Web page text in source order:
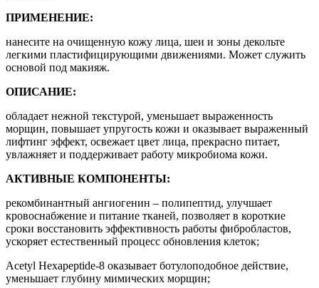
ПРИМЕНЕНИЕ:
нанесите на очищенную кожу лица, шеи и зоны декольте
легкими пластифицирующими движениями. Может служить
основой под макияж.
ОПИСАНИЕ:
обладает нежной текстурой, уменьшает выраженность
морщин, повышает упругость кожи и оказывает выраженный
лифтинг эффект, освежает цвет лица, прекрасно питает,
увлажняет и поддерживает работу микробиома кожи.
АКТИВНЫЕ КОМПОНЕНТЫ:
рекомбинантный ангиогенин – полипептид, улучшает
кровоснабжение и питание тканей, позволяет в короткие
сроки восстановить эффективность работы фибробластов,
ускоряет естественный процесс обновления клеток;
Acetyl Hexapeptide-8 оказывает ботулоподобное действие,
уменьшает глубину мимических морщин;